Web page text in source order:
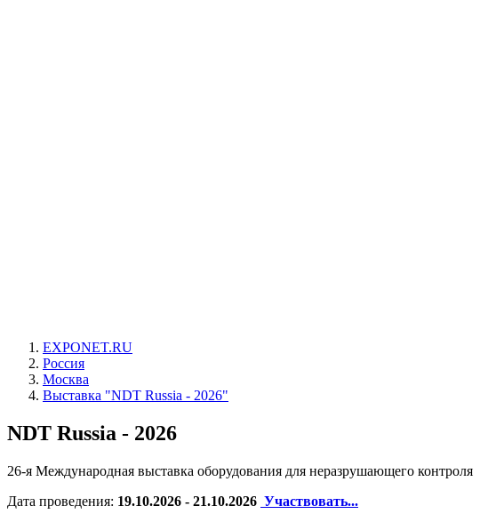
EXPONET.RU
Россия
Москва
Выставка "NDT Russia - 2026"
NDT Russia - 2026
26-я Международная выставка оборудования для неразрушающего контроля
Дата проведения: 19.10.2026 - 21.10.2026 Участвовать...